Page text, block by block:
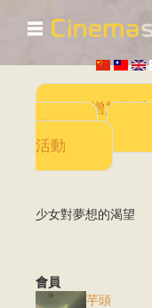
☰
增加影片
隊
活動
少女對夢想的渴望
會員
芋頭